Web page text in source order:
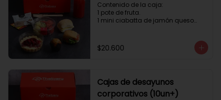
Contenido de la caja:
1 pote de fruta.
1 mini ciabatta de jamón queso
1 mini muffin
1 cheesecake
$20.600
Cajas de desayunos
corporativos (10un+)